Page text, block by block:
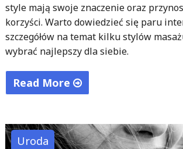
style mają swoje znaczenie oraz
korzyści. Warto dowiedzieć się paru
szczegółów na temat kilku stylów
wybrać najlepszy dla siebie.
Read More
masażu
Uroda